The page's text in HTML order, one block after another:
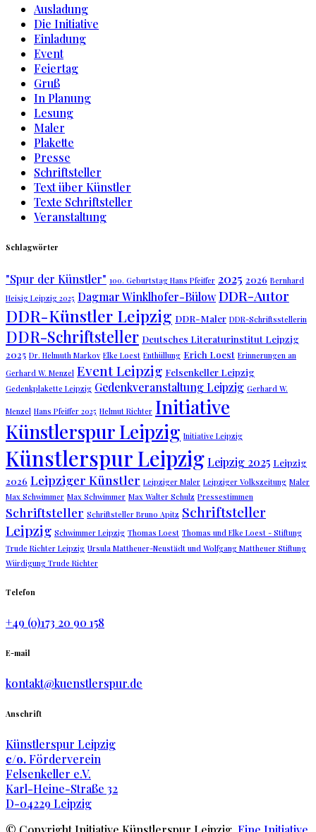
Ausladung
Die Initiative
Einladung
Event
Feiertag
Gruß
In Planung
Lesung
Maler
Plakette
Presse
Schriftsteller
Text über Künstler
Texte Schriftsteller
Veranstaltung
Schlagwörter
"Spur der Künstler" 100. Geburtstag Hans Pfeiffer 2025 2026 Bernhard
Heisig Leipzig 2025 Dagmar Winklhofer-BülowDDR-Autor
DDR-Künstler Leipzig DDR-Maler DDR-Schriftsstellerin
DDR-Schriftsteller Deutsches Literaturinstitut Leipzig
2025 Dr. Helmuth Markov Elke Loest Enthüllung Erich Loest Erinnerungen an
Gerhard W. Menzel Event Leipzig Felsenkeller Leipzig
Gedenkplakette Leipzig Gedenkveranstaltung Leipzig Gerhard W.
Menzel Hans Pfeiffer 2025 Helmut Richter Initiative
Künstlerspur Leipzig Initiative Leipzig
Künstlerspur Leipzig Leipzig 2025 Leipzig
2026 Leipziger Künstler Leipziger Maler Leipziger Volkszeitung Maler
Max Schwimmer Max Schwimmer Max Walter Schulz Pressestimmen
Schriftsteller Schriftsteller Bruno Apitz Schriftsteller
Leipzig Schwimmer Leipzig Thomas Loest Thomas und Elke Loest - Stiftung
Trude Richter Leipzig Ursula Mattheuer-Neustädt und Wolfgang Mattheuer Stiftung
Würdigung Trude Richter
Telefon
+49 (0)173 20 90 158
E-mail
kontakt@kuenstlerspur.de
Anschrift
Künstlerspur Leipzig
c/o.Förderverein
Felsenkeller e.V.
Karl-Heine-Straße 32
D-04229 Leipzig